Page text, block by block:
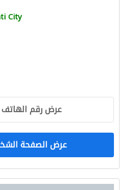
City
عرض رقم الهاتف
عرض الصفحة